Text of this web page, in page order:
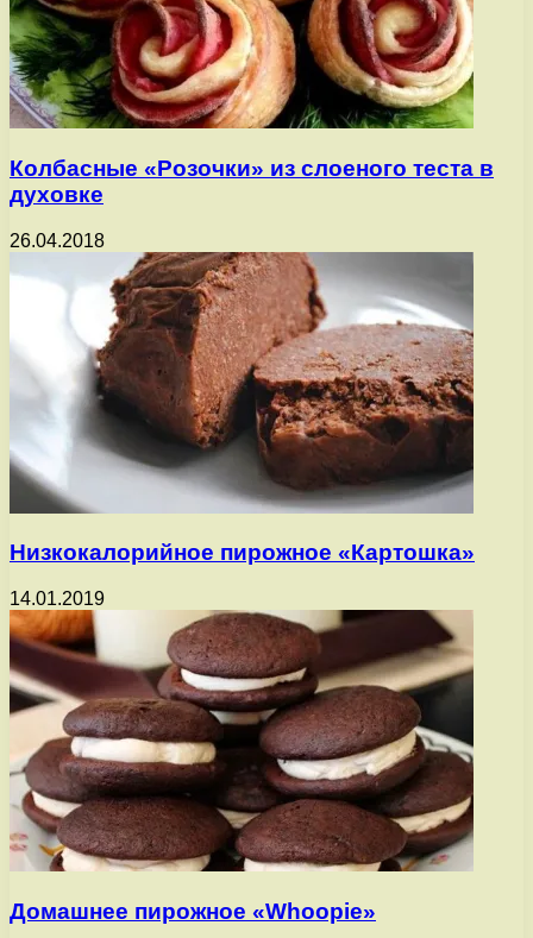
Колбасные «Розочки» из слоеного теста в
духовке
26.04.2018
Низкокалорийное пирожное «Картошка»
14.01.2019
Домашнее пирожное «Whoopie»